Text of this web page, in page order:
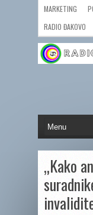
MARKETING
RADIO ĐAKOVO
„Kako